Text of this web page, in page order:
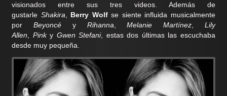
visionados entre sus tres videos. Además de
gustarleShakira,Berry Wolfse siente influida musicalmente
porBeyoncéyRihanna,Melanie Martínez,Lily
Allen,PinkyGwen Stefani, estas dos últimas las escuchaba
desde muy pequeña.